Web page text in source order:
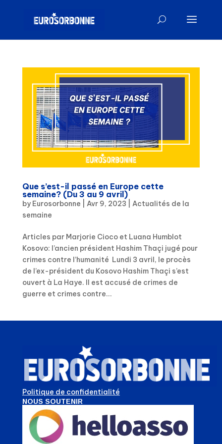
Que s’est-il passé en Europe cette
semaine? (Du 3 au 9 avril)
by Eurosorbonne Avr 9, 2023
Actualités de la
semaine
Articles par Marjorie Cioco et Luana Humblot
Kosovo: l’ancien président Hashim Thaçi jugé pour
crimes contre l’humanité Lundi 3 avril, le procès
de l’ex-président du Kosovo Hashim Thaçi s’est
ouvert à La Haye. Il est accusé de crimes de
guerre et crimes contre...
Politique de confidentialité
NOUS SOUTENIR